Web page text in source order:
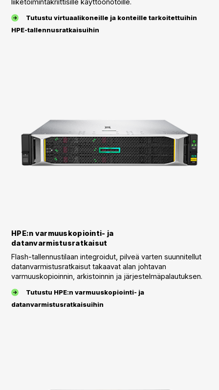
Tutustu virtuaalikoneille ja konteille tarkoitettuihin
HPE-tallennusratkaisuihin
HPE:n varmuuskopiointi- ja
datanvarmistusratkaisut
Flash-tallennustilaan integroidut, pilveä varten suunnitellut
datanvarmistusratkaisut takaavat alan johtavan
varmuuskopioinnin, arkistoinnin ja järjestelmäpalautuksen.
Tutustu HPE:n varmuuskopiointi- ja
datanvarmistusratkaisuihin